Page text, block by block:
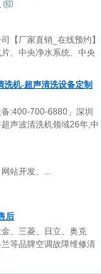
、音乐制作、混音、编
！
【厂家直销_在线预约】
、中央净水系统、中央
一体，技术专业，产品
咨询！
洗机-超声清洗设备定制
:400-700-6880」深圳
声波清洗机领域26年,中
,供应各类家用.工业超声
站开发、
后
、三菱、日立、奥克
等品牌空调故障维修清
供上门服务,原厂配件,